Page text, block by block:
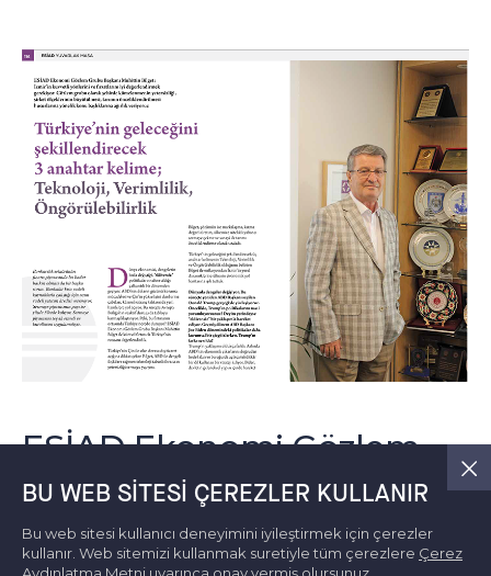
ESİAD Ekonomi Gözlem
Grubu Başkanı Muhittin
Bilget: İzmir’in kuvvetli
BU WEB SITESI ÇEREZLER KULLANIR
Bu web sitesi kullanıcı deneyimini iyileştirmek için çerezler
kullanır. Web sitemizi kullanmak suretiyle tüm çerezlere Çerez